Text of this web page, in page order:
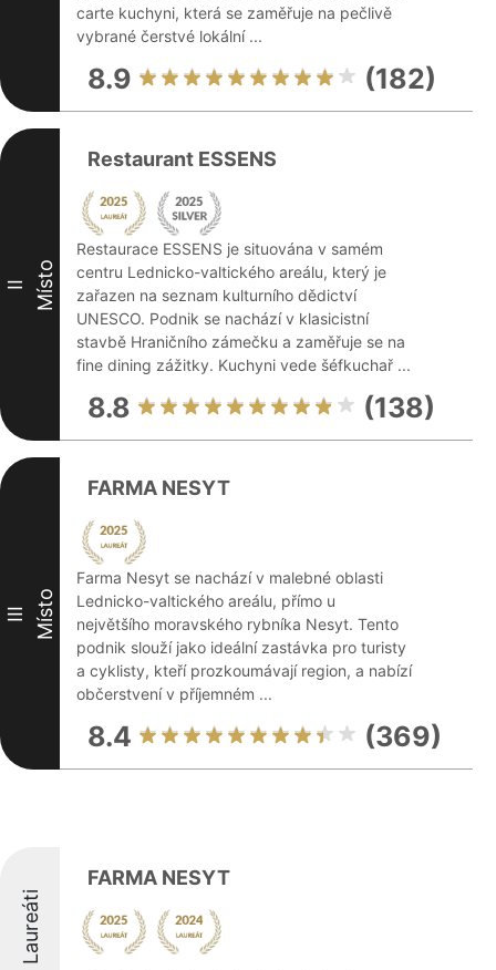
carte kuchyni, která se zaměřuje na pečlivě
vybrané čerstvé lokální ...
8.9 (182)
II Místo
Restaurant ESSENS
Restaurace ESSENS je situována v samém
centru Lednicko-valtického areálu, který je
zařazen na seznam kulturního dědictví
UNESCO. Podnik se nachází v klasicistní
stavbě Hraničního zámečku a zaměřuje se na
fine dining zážitky. Kuchyni vede šéfkuchař ...
8.8 (138)
III Místo
FARMA NESYT
Farma Nesyt se nachází v malebné oblasti
Lednicko-valtického areálu, přímo u
největšího moravského rybníka Nesyt. Tento
podnik slouží jako ideální zastávka pro turisty
a cyklisty, kteří prozkoumávají region, a nabízí
občerstvení v příjemném ...
8.4 (369)
Laureáti
FARMA NESYT